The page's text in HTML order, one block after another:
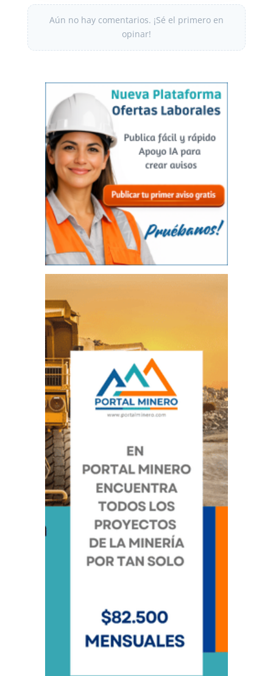
Aún no hay comentarios. ¡Sé el primero en
opinar!